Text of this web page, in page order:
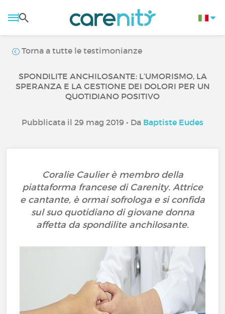
Torna a tutte le testimonianze
SPONDILITE ANCHILOSANTE: L’UMORISMO, LA
SPERANZA E LA GESTIONE DEI DOLORI PER UN
QUOTIDIANO POSITIVO
Pubblicata il 29 mag 2019 • Da Baptiste Eudes
Coralie Caulier è membro della
piattaforma francese di Carenity. Attrice
e cantante, è ormai sofrologa e si confida
sul suo quotidiano di giovane donna
affetta da spondilite anchilosante.